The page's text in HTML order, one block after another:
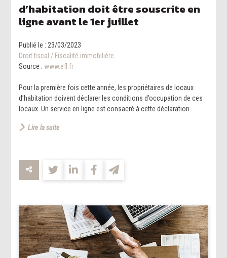
d’habitation doit être souscrite en
ligne avant le 1er juillet
Publié le : 23/03/2023
Droit fiscal / Fiscalité immobilière
Source : www.efl.fr
Pour la première fois cette année, les propriétaires de locaux
d’habitation doivent déclarer les conditions d’occupation de ces
locaux. Un service en ligne est consacré à cette déclaration...
Lire la suite